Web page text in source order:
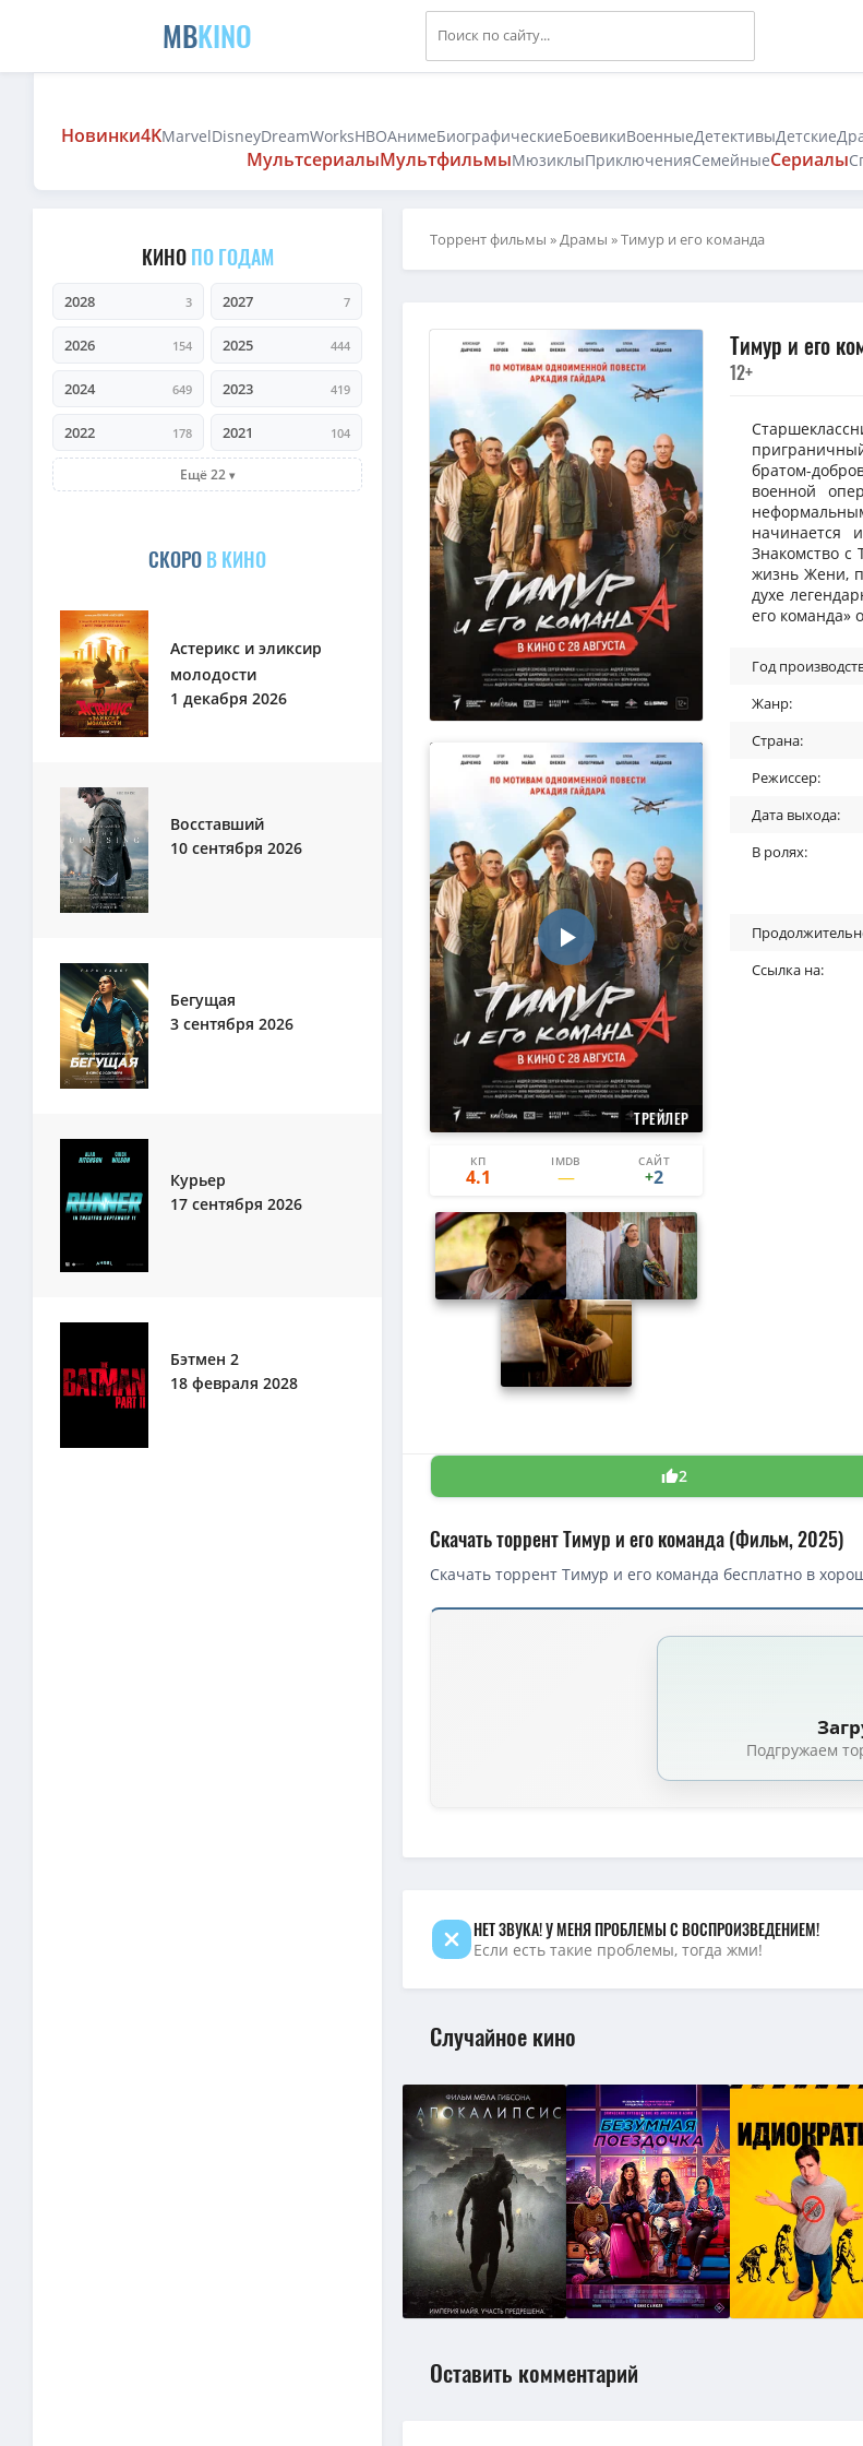
MBKINO
Новинки4KMarvelDisneyDreamWorksHBOАнимеБиографическиеБоевикиВоенныеДетективыДетские
МультсериалыМультфильмыМюзиклыПриключенияСемейныеСериалы
КИНОПО ГОДАМ
2028 3 2027 7
2026 154 2025 444
2024 649 2023 419
2022 178 2021 104
Ещё 22
СКОРОВ КИНО
Астерикс и эликсир
молодости
1 декабря 2026
Восставший
10 сентября 2026
Бегущая
3 сентября 2026
Курьер
17 сентября 2026
Бэтмен 2
18 февраля 2028
Торрент фильмы »Драмы » Тимур и его команда
ТРЕЙЛЕР
КП
4.1
IMDB САЙТ
20
+2
Тимур и его
12+
братом-
военной
начинается
Знакомство с
жизнь Жени,
духе
его команда»
Год
Жанр:
Страна:
Режиссер:
Дата выхода:
В ролях:
Ссылка на:
2
Скачать торрент Тимур и его команда (Фильм, 2025)
Скачать торрент Тимур и его команда бесплатно в
Скачать торрент — Тимур и его команда (2025)
(1.46 GB,
Тимур и его команда (Андрей Семенов) [2025, Приключения,
Тимур и его команда (2025) WEB-DLRip-AVC от DoMiNo &
Тимур и его команда (2025) WEBRip [H.264](1.5 GB, сидов: 13)
Подгружаем
НЕТ ЗВУКА! У МЕНЯ ПРОБЛЕМЫ С ВОСПРОИЗВЕДЕНИЕМ!
Если есть такие проблемы, тогда жми!
Случайное кино
Оставить комментарий